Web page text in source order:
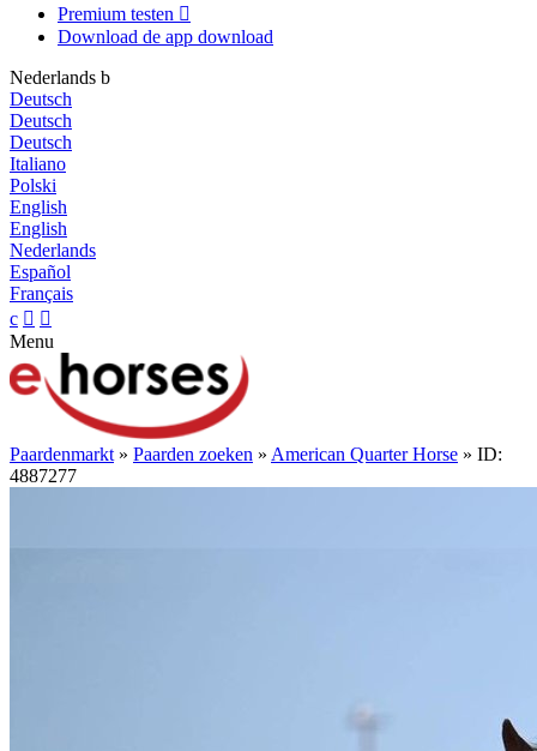
Premium testen 
Download de app download
Nederlands b
Deutsch
Deutsch
Deutsch
Italiano
Polski
English
English
Nederlands
Español
Français
c  
Menu
Paardenmarkt » Paarden zoeken » American Quarter Horse » ID:
4887277